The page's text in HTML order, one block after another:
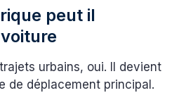
peut il
urbains, oui. Il devient
de déplacement principal.